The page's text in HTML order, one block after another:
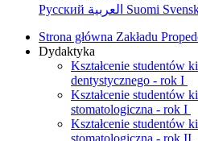
Русский
Suomi
Strona główna Zakładu
Dydaktyka
Kształcenie studentów
dentystycznego - rok I
Kształcenie studentów
stomatologiczna - rok I
Kształcenie studentów
stomatologiczna - rok II